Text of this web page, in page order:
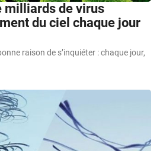
milliards de virus
du ciel chaque jour
raison de s’inquiéter : chaque jour,